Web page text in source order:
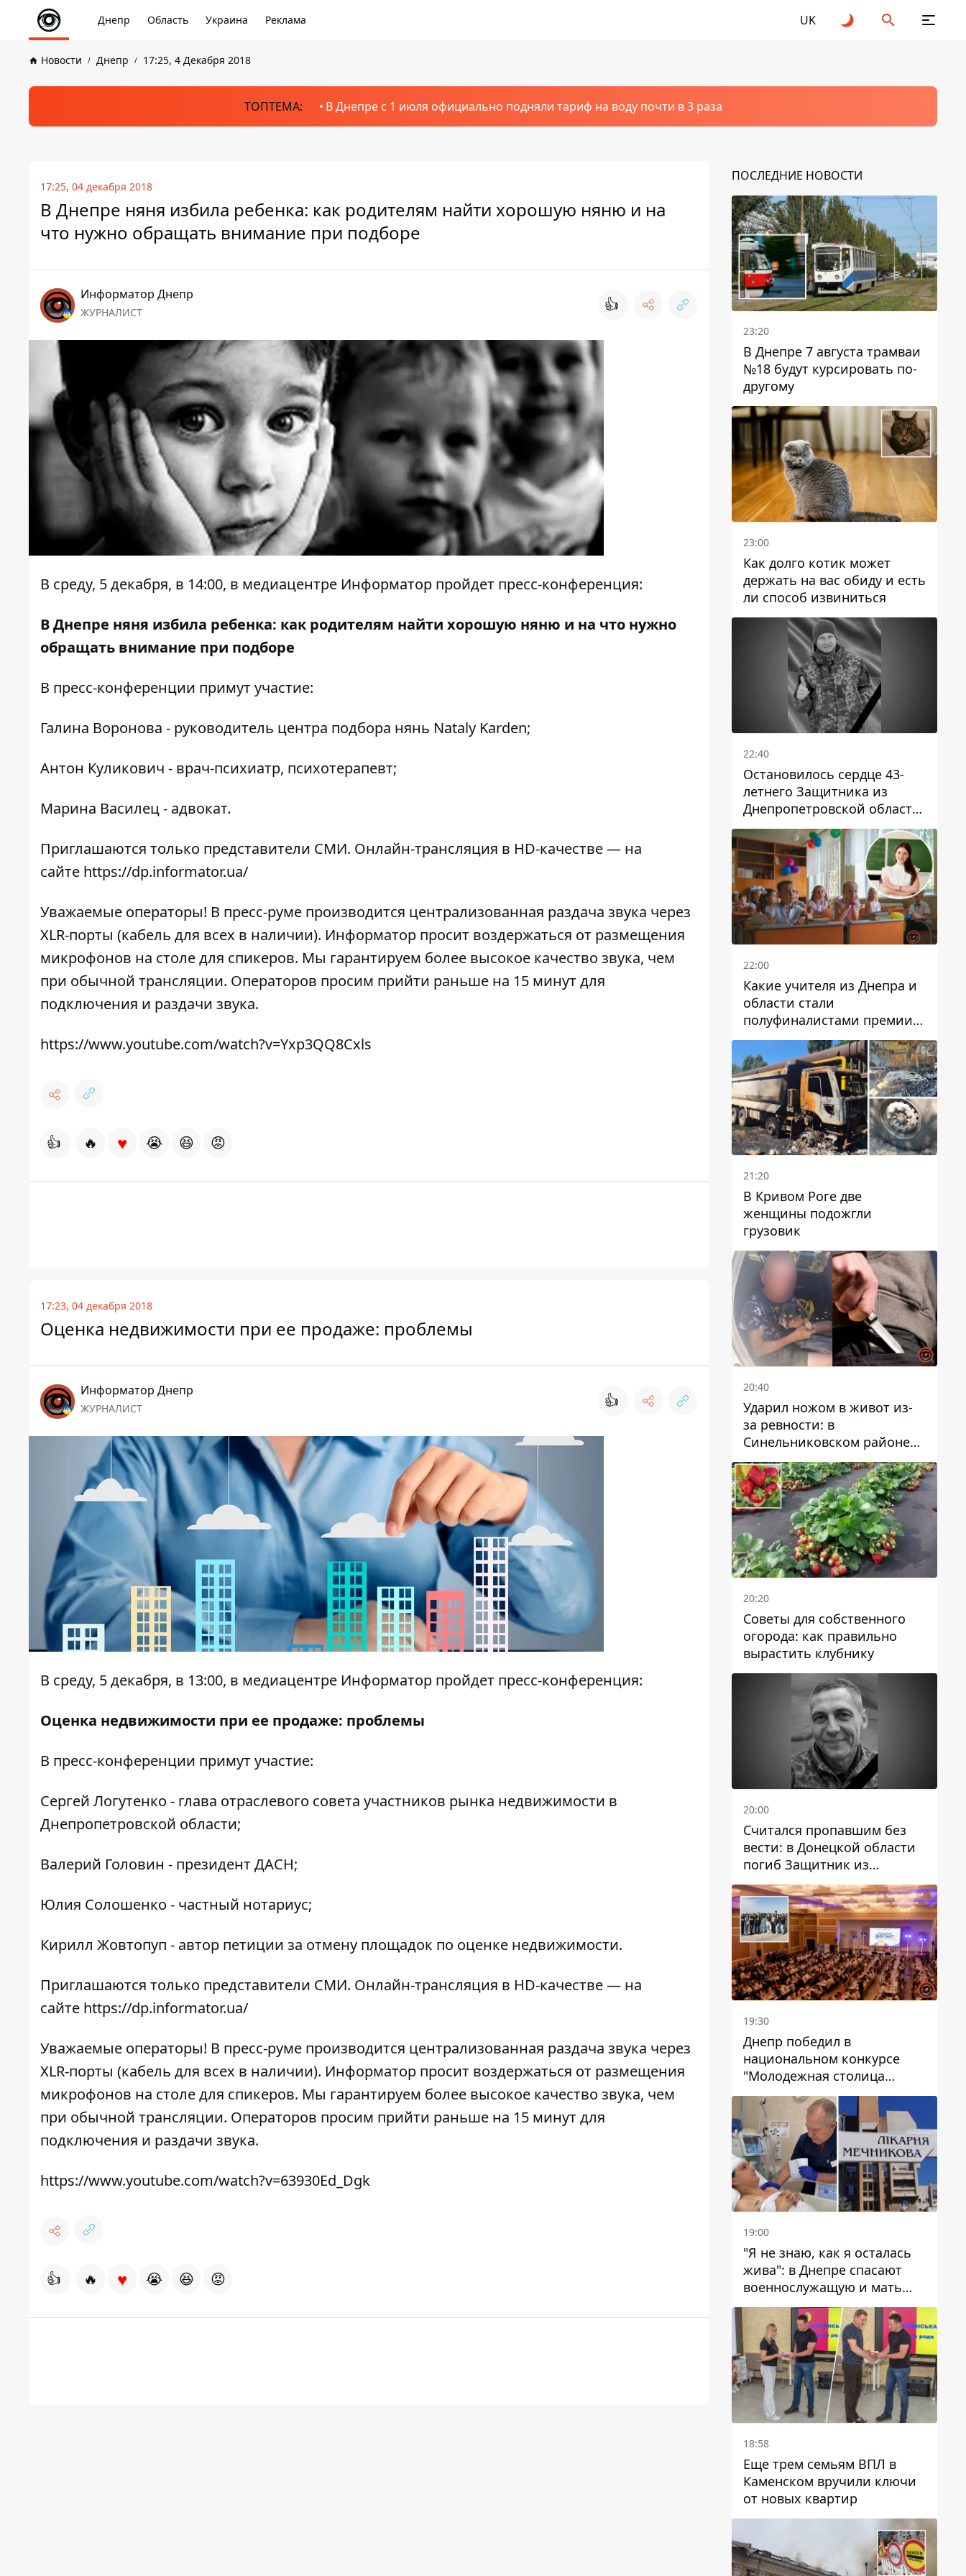
Днепр Область Украина Реклама UK
Новости Днепр 17:25, 4 Декабря 2018
ТОПТЕМА: В Днепре с 1 июля официально подняли тариф на воду почти в 3 раза
17:25, 04 декабря 2018
В Днепре няня избила ребенка: как родителям найти хорошую няню и на
что нужно обращать внимание при подборе
Информатор Днепр
ЖУРНАЛИСТ 👍
В среду, 5 декабря, в 14:00, в медиацентре Информатор пройдет пресс-конференция:
В Днепре няня избила ребенка: как родителям найти хорошую няню и на что нужно
обращать внимание при подборе
В пресс-конференции примут участие:
Галина Воронова - руководитель центра подбора нянь Nataly Karden;
Антон Куликович - врач-психиатр, психотерапевт;
Марина Василец - адвокат.
Приглашаются только представители СМИ. Онлайн-трансляция в HD-качестве — на
сайте https://dp.informator.ua/
Уважаемые операторы! В пресс-руме производится централизованная раздача звука через
XLR-порты (кабель для всех в наличии). Информатор просит воздержаться от размещения
микрофонов на столе для спикеров. Мы гарантируем более высокое качество звука, чем
при обычной трансляции. Операторов просим прийти раньше на 15 минут для
подключения и раздачи звука.
https://www.youtube.com/watch?v=Yxp3QQ8Cxls
👍 🔥 ♥ 😭 😆 😡
17:23, 04 декабря 2018
Оценка недвижимости при ее продаже: проблемы
Информатор Днепр
ЖУРНАЛИСТ 👍
В среду, 5 декабря, в 13:00, в медиацентре Информатор пройдет пресс-конференция:
Оценка недвижимости при ее продаже: проблемы
В пресс-конференции примут участие:
Сергей Логутенко - глава отраслевого совета участников рынка недвижимости в
Днепропетровской области;
Валерий Головин - президент ДАСН;
Юлия Солошенко - частный нотариус;
Кирилл Жовтопуп - автор петиции за отмену площадок по оценке недвижимости.
Приглашаются только представители СМИ. Онлайн-трансляция в HD-качестве — на
сайте https://dp.informator.ua/
Уважаемые операторы! В пресс-руме производится централизованная раздача звука через
XLR-порты (кабель для всех в наличии). Информатор просит воздержаться от размещения
микрофонов на столе для спикеров. Мы гарантируем более высокое качество звука, чем
при обычной трансляции. Операторов просим прийти раньше на 15 минут для
подключения и раздачи звука.
https://www.youtube.com/watch?v=63930Ed_Dgk
👍 🔥 ♥ 😭 😆 😡
ПОСЛЕДНИЕ НОВОСТИ
23:20
В Днепре 7 августа трамваи
№18 будут курсировать по-
другому
23:00
Как долго котик может
держать на вас обиду и есть
ли способ извиниться
22:40
Остановилось сердце 43-
летнего Защитника из
Днепропетровской области
Евгения Зинченко
22:00
Какие учителя из Днепра и
области стали
полуфиналистами премии
Global Teacher Prize Ukraine
2026
21:20
В Кривом Роге две
женщины подожгли
грузовик
20:40
Ударил ножом в живот из-
за ревности: в
Синельниковском районе
задержали 49-летнего
мужчину за убийство
20:20
Советы для собственного
огорода: как правильно
вырастить клубнику
20:00
Считался пропавшим без
вести: в Донецкой области
погиб Защитник из
Каменского Антон
Красовский
19:30
Днепр победил в
национальном конкурсе
"Молодежная столица
Украины – 2026"
19:00
"Я не знаю, как я осталась
жива": в Днепре спасают
военнослужащую и мать
четверых детей, которую
ранил КАБ
18:58
Еще трем семьям ВПЛ в
Каменском вручили ключи
от новых квартир